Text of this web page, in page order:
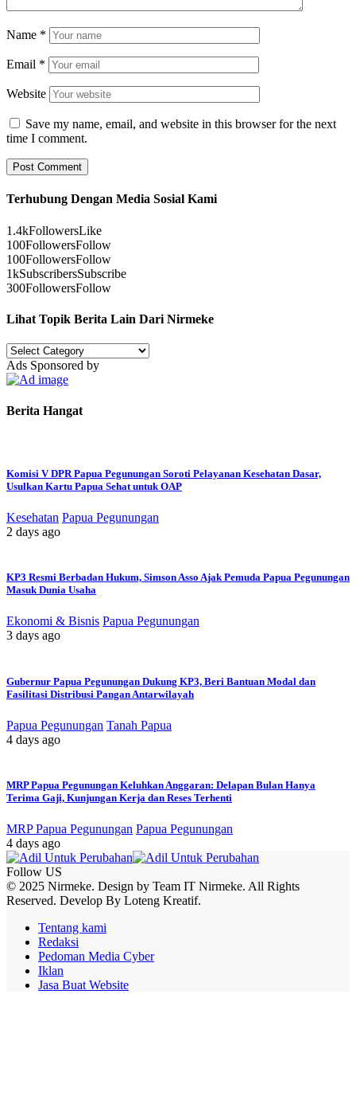
Name *
Email *
Website
Save my name, email, and website in this browser for the next
time I comment.
Terhubung Dengan Media Sosial Kami
1.4kFollowersLike
100FollowersFollow
100FollowersFollow
1kSubscribersSubscribe
300FollowersFollow
Lihat Topik Berita Lain Dari Nirmeke
Lihat
Topik
Berita
Dari
Ads Sponsored by
Berita Hangat
Komisi V DPR Papua Pegunungan Soroti Pelayanan Kesehatan Dasar,
Usulkan Kartu Papua Sehat untuk OAP
Kesehatan Papua Pegunungan
2 days ago
KP3 Resmi Berbadan Hukum, Simson Asso Ajak Pemuda Papua Pegunungan
Masuk Dunia Usaha
Ekonomi & Bisnis Papua Pegunungan
3 days ago
Gubernur Papua Pegunungan Dukung KP3, Beri Bantuan Modal dan
Fasilitasi Distribusi Pangan Antarwilayah
Papua Pegunungan Tanah Papua
4 days ago
MRP Papua Pegunungan Keluhkan Anggaran: Delapan Bulan Hanya
Terima Gaji, Kunjungan Kerja dan Reses Terhenti
MRP Papua Pegunungan Papua Pegunungan
4 days ago
Follow US
© 2025 Nirmeke. Design by Team IT Nirmeke. All Rights
Reserved. Develop By Loteng Kreatif.
Tentang kami
Redaksi
Pedoman Media Cyber
Iklan
Jasa Buat Website